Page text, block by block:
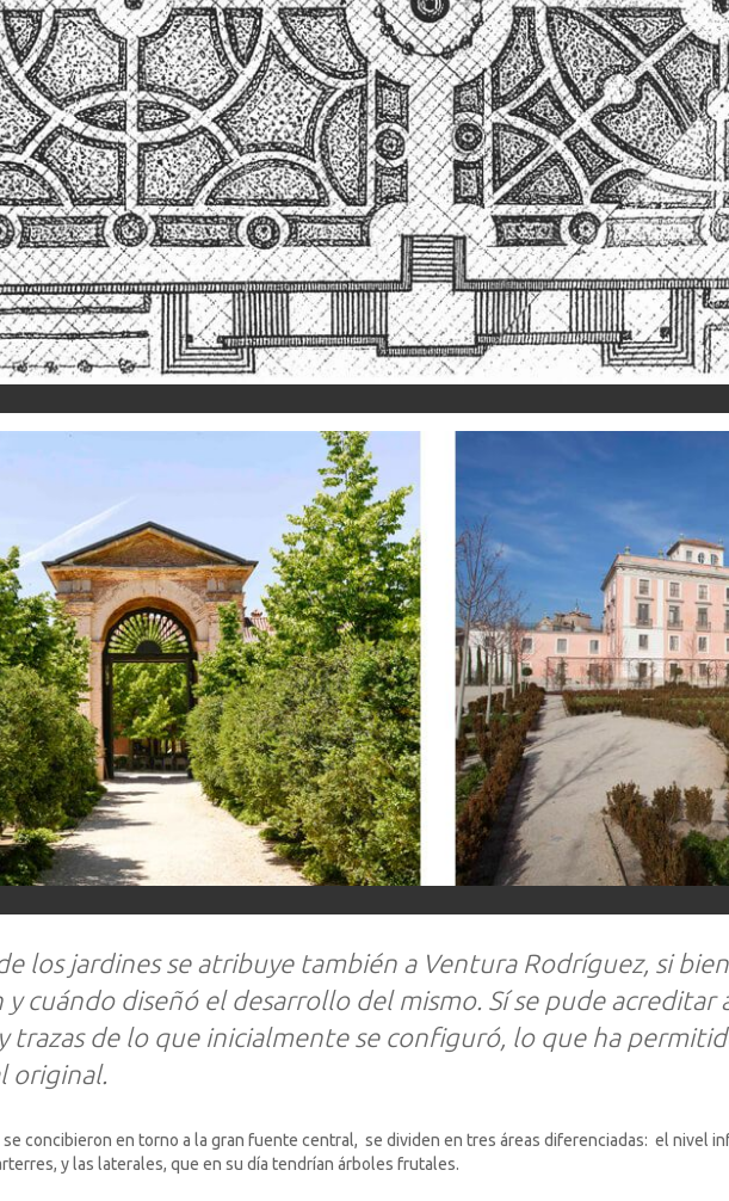
los jardines se atribuye también a Ventura Rodríguez, si
cuándo diseñó el desarrollo del mismo. Sí se pude acreditar
trazas de lo que inicialmente se configuró, lo que ha
original.
concibieron en torno a la gran fuente central, se dividen en tres áreas diferenciadas: el nivel
y las laterales, que en su día tendrían árboles frutales.